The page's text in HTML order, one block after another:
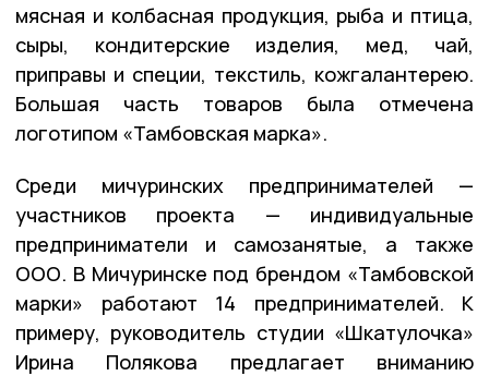
мясная и колбасная продукция, рыба и птица,
сыры, кондитерские изделия, мед, чай,
приправы и специи, текстиль, кожгалантерею.
Большая часть товаров была отмечена
логотипом «Тамбовская марка».
Среди мичуринских предпринимателей —
участников проекта — индивидуальные
предприниматели и самозанятые, а также
ООО. В Мичуринске под брендом «Тамбовской
марки» работают 14 предпринимателей. К
примеру, руководитель студии «Шкатулочка»
Ирина Полякова предлагает вниманию